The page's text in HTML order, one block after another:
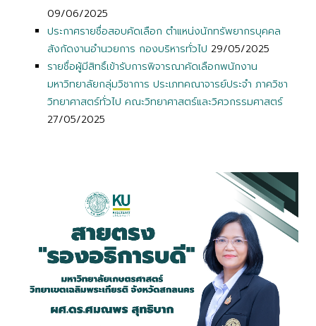
09/06/2025
ประกาศรายชื่อสอบคัดเลือก ตำแหน่งนักทรัพยากรบุคคล
สังกัดงานอำนวยการ กองบริหารทั่วไป 29/05/2025
รายชื่อผู้มีสิทธิ์เข้ารับการพิจารณาคัดเลือกพนักงาน
มหาวิทยาลัยกลุ่มวิชาการ ประเภทคณาจารย์ประจำ ภาควิชา
วิทยาศาสตร์ทั่วไป คณะวิทยาศาสตร์และวิศวกรรมศาสตร์
27/05/2025